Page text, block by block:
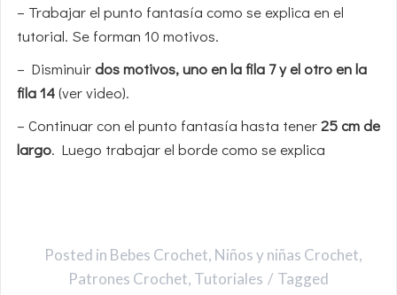
– Trabajar el punto fantasía como se explica en el
tutorial. Se forman 10 motivos.
– Disminuirdos motivos, uno en la fila 7 y el otro en la
fila 14(ver video).
– Continuar con el punto fantasía hasta tener25cm de
largo. Luego trabajar el borde como se explica
Posted in Bebes Crochet, Niños y niñas Crochet,
Patrones Crochet, Tutoriales
Tagged